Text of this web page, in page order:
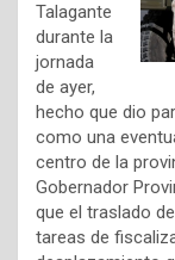
Talagante
durante la
jornada
de ayer,
hecho que dio
como una
centro de la
Gobernador
que el traslado
tareas de